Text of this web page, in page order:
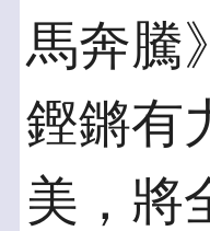
馬奔騰
鏗鏘有
美，將